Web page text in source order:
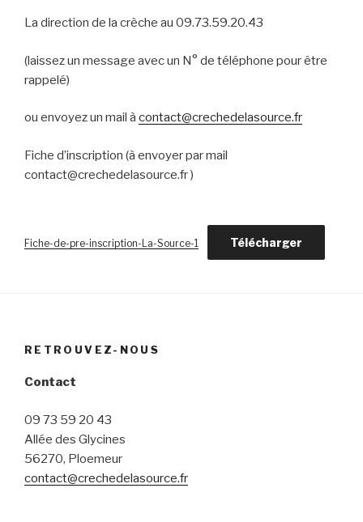
La direction de la crèche au 09.73.59.20.43
(laissez un message avec un N° de téléphone pour être
rappelé)
ou envoyez un mail à contact@crechedelasource.fr
Fiche d’inscription (à envoyer par mail
contact@crechedelasource.fr )
Fiche-de-pre-inscription-La-Source-1 Télécharger
RETROUVEZ-NOUS
Contact
09 73 59 20 43
Allée des Glycines
56270, Ploemeur
contact@crechedelasource.fr